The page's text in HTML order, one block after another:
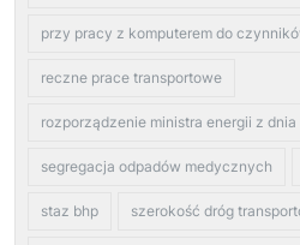
przy pracy z komputerem do
reczne prace transportowe
rozporządzenie ministra energii z
segregacja odpadów medycznych
staz bhp szerokość dróg